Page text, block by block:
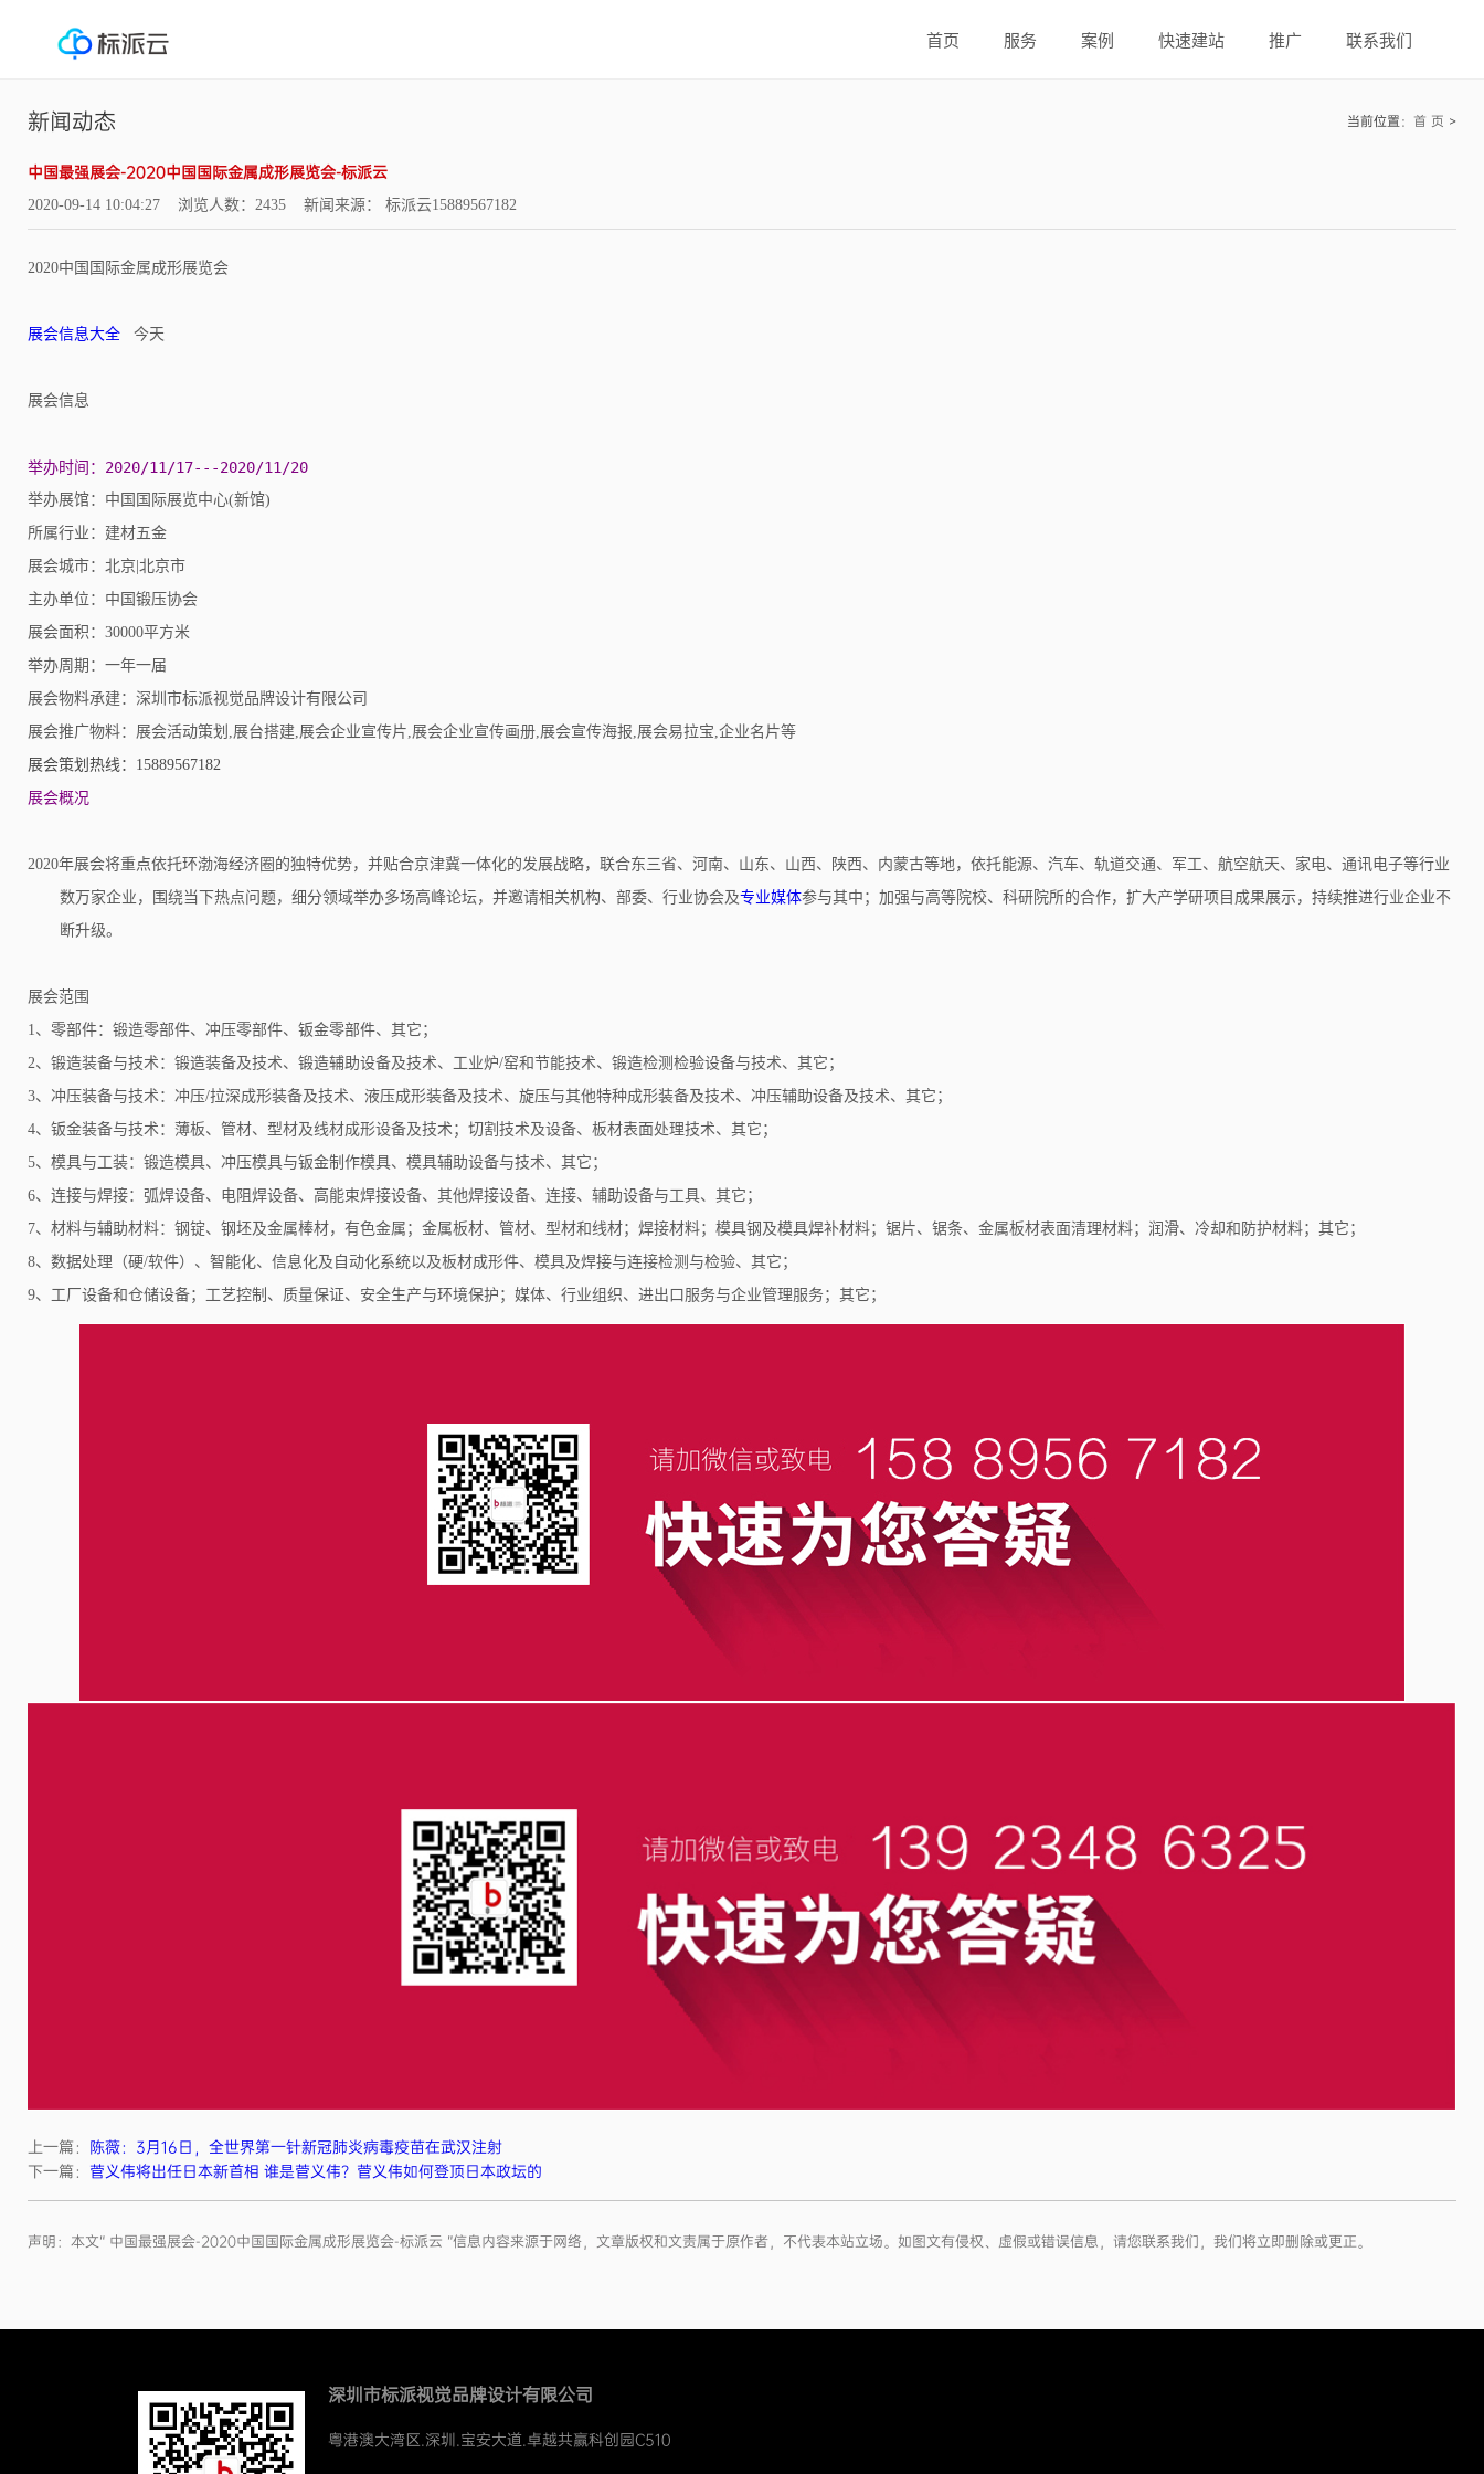
首页 服务 案例 快速建站 推广 联系我们
新闻动态 当前位置： 首 页 >
中国最强展会-2020中国国际金属成形展览会-标派云
2020-09-14 10:04:27 浏览人数：2435 新闻来源： 标派云15889567182
2020中国国际金属成形展览会
展会信息大全 今天
展会信息
举办时间：2020/11/17---2020/11/20
举办展馆：中国国际展览中心(新馆)
所属行业：建材五金
展会城市：北京|北京市
主办单位：中国锻压协会
展会面积：30000平方米
举办周期：一年一届
展会物料承建：深圳市标派视觉品牌设计有限公司
展会推广物料：展会活动策划,展台搭建,展会企业宣传片,展会企业宣传画册,展会宣传海报,展会易拉宝,企业名片等
展会策划热线：15889567182
展会概况
2020年展会将重点依托环渤海经济圈的独特优势，并贴合京津冀一体化的发展战略，联合东三省、河南、山东、山西、陕西、内蒙古等地，依托能源、汽车、轨道交通、军工、航空航天、家电、通讯电子等行业
数万家企业，围绕当下热点问题，细分领域举办多场高峰论坛，并邀请相关机构、部委、行业协会及专业媒体参与其中；加强与高等院校、科研院所的合作，扩大产学研项目成果展示，持续推进行业企业不
断升级。
展会范围
1、零部件：锻造零部件、冲压零部件、钣金零部件、其它；
2、锻造装备与技术：锻造装备及技术、锻造辅助设备及技术、工业炉/窑和节能技术、锻造检测检验设备与技术、其它；
3、冲压装备与技术：冲压/拉深成形装备及技术、液压成形装备及技术、旋压与其他特种成形装备及技术、冲压辅助设备及技术、其它；
4、钣金装备与技术：薄板、管材、型材及线材成形设备及技术；切割技术及设备、板材表面处理技术、其它；
5、模具与工装：锻造模具、冲压模具与钣金制作模具、模具辅助设备与技术、其它；
6、连接与焊接：弧焊设备、电阻焊设备、高能束焊接设备、其他焊接设备、连接、辅助设备与工具、其它；
7、材料与辅助材料：钢锭、钢坯及金属棒材，有色金属；金属板材、管材、型材和线材；焊接材料；模具钢及模具焊补材料；锯片、锯条、金属板材表面清理材料；润滑、冷却和防护材料；其它；
8、数据处理（硬/软件）、智能化、信息化及自动化系统以及板材成形件、模具及焊接与连接检测与检验、其它；
9、工厂设备和仓储设备；工艺控制、质量保证、安全生产与环境保护；媒体、行业组织、进出口服务与企业管理服务；其它；
上一篇： 陈薇：3月16日，全世界第一针新冠肺炎病毒疫苗在武汉注射
下一篇： 菅义伟将出任日本新首相 谁是菅义伟？菅义伟如何登顶日本政坛的
声明：本文“ 中国最强展会-2020中国国际金属成形展览会-标派云 ”信息内容来源于网络，文章版权和文责属于原作者，不代表本站立场。如图文有侵权、虚假或错误信息，请您联系我们，我们将立即删除或更正。
深圳市标派视觉品牌设计有限公司
粤港澳大湾区.深圳.宝安大道.卓越共赢科创园C510